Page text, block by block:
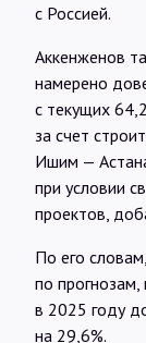
с Россией.
Аккенженов
намерено
с текущих
за счет
Ишим —
при условии
проектов,
По его
по
в 2025 году
на 29,6%.